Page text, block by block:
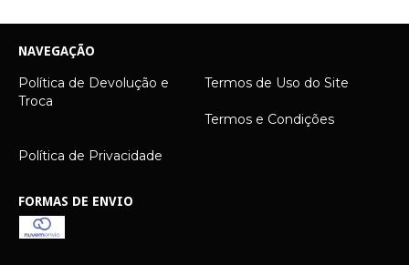
NAVEGAÇÃO
Política de Devolução e
Troca
Termos de Uso do Site
Termos e Condições
Política de Privacidade
FORMAS DE ENVIO